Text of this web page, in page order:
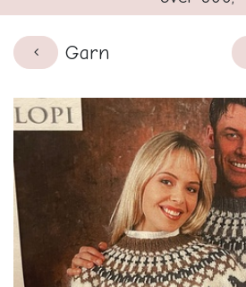
Garn